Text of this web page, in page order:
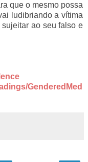
que o mesmo possa
ludibriando a vítima
ao seu falso e
GenderedMed